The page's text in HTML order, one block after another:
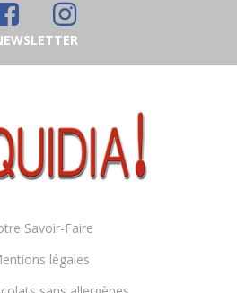
Savoir-Faire
légales